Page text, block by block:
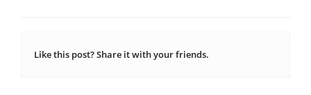
Like this post? Share it with your friends.